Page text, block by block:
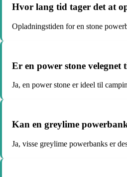
Hvor lang tid tager det at
Opladningstiden for en stone
Er en power stone velegnet
Ja, en power stone er ideel til
Kan en greylime
Ja, visse greylime powerbanks er